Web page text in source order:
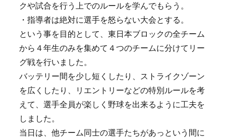
クや試合を行う上でのルールを学んでもらう。
・指導者は絶対に選手を怒らない大会とする。
という事を目的として、東日本ブロックの全チーム
から４年生のみを集めて４つのチームに分けてリー
グ戦を行いました。
バッテリー間を少し短くしたり、ストライクゾーン
を広くしたり、リエントリーなどの特別ルールを考
えて、選手全員が楽しく野球を出来るように工夫を
しました。
当日は、他チーム同士の選手たちがあっという間に